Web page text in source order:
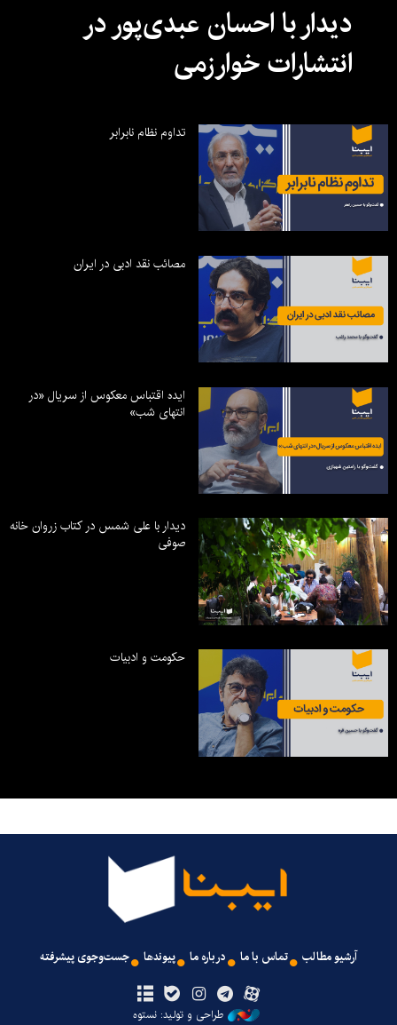
دیدار با احسان عبدی‌پور در
انتشارات خوارزمی
تداوم نظام نابرابر
مصائب نقد ادبی در ایران
ایده اقتباس معکوس از سریال «در
انتهای شب»
دیدار با علی شمس در کتاب زروان خانه
صوفی
حکومت و ادبیات
آرشیو مطالب تماس با ما درباره ما پیوندها جست‌وجوی پیشرفته
طراحی و تولید: نستوه